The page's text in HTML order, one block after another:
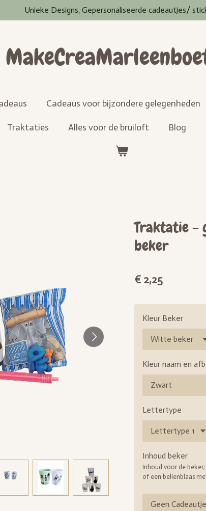
Unieke Designs, Gepersonaliseerde cadeautjes/
Cadeaus voor bijzondere gelegenheden
Traktaties Alles voor de bruiloft Blog
Traktatie -
beker
€ 2,25
Kleur Beker
Kleur naam en
Lettertype
Inhoud beker
Inhoud voor de
of een bellenblaas